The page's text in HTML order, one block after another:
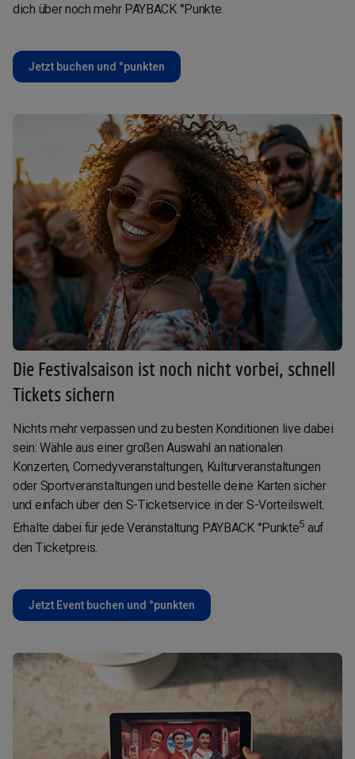
dich über noch mehr PAYBACK °Punkte.
Jetzt buchen und °punkten
Die Festivalsaison ist noch nicht vorbei, schnell
Tickets sichern
Nichts mehr verpassen und zu besten Konditionen live dabei
sein: Wähle aus einer großen Auswahl an nationalen
Konzerten, Comedy­veranstaltungen, Kultur­veranstaltungen
oder Sport­veranstaltungen und bestelle deine Karten sicher
und einfach über den S-Ticketservice in der S-Vorteilswelt.
Erhalte dabei für jede Veranstaltung PAYBACK °Punkte5 auf
den Ticketpreis.
Jetzt Event buchen und °punkten